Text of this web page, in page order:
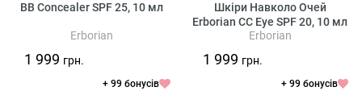
BB Concealer SPF 25, 10 мл
Erborian
1 999 грн.
+ 99 бонусів
Шкіри Навколо Очей
Erborian CC Eye SPF 20, 10 мл
Erborian
1 999 грн.
+ 99 бонусів